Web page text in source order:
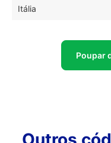
Itália
Poupar